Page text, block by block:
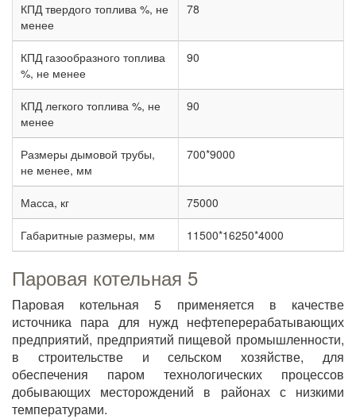
КПД твердого топлива %, не
менее
78
КПД газообразного топлива
%, не менее
90
КПД легкого топлива %, не
менее
90
Размеры дымовой трубы,
не менее, мм
700*9000
Масса, кг 75000
Габаритные размеры, мм 11500*16250*4000
Паровая котельная 5
Паровая котельная 5 применяется в качестве
источника пара для нужд нефтеперерабатывающих
предприятий, предприятий пищевой промышленности,
в строительстве и сельском хозяйстве, для
обеспечения паром технологических процессов
добывающих месторождений в районах с низкими
температурами.